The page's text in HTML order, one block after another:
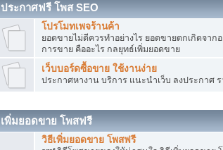
ประกาศฟรี โพส SEO
โปรโมทเพจร้านค้า
ยอดขายไม่ดีควรทำอย่างไร ยอดขายตกเกิดจาก
การขาย คืออะไร กลยุทธ์เพิ่มยอดขาย
เว็บบอร์ดซื้อขาย ใช้งานง่าย
ประกาศหางาน บริการ แนะนำเว็บ ลงประกาศ
เพิ่มยอดขาย โพสฟรี
วิธีเพิ่มยอดขาย โพสฟรี